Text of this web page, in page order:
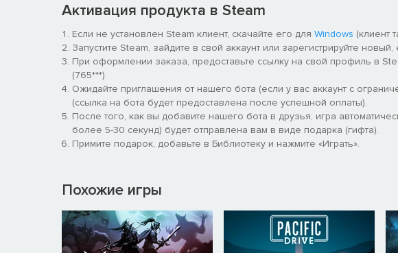
Никому не нравится постоянно бегать туда-сюда. В нашей игре есть
перемещения по карте. Поставьте кодовый замок на своё
СТРОИТЕЛЬСТВО И ОСНАЩЕНИЕ БАЗ
Активация продукта в Steam
Если не установлен Steam клиент, скачайте его для Windows (клиент
Запустите Steam, зайдите в свой аккаунт или зарегистрируйте
При оформлении заказа, предоставьте ссылку на свой профиль в
(765***).
Ожидайте приглашения от нашего бота (если у вас аккаунт с
(ссылка на бота будет предоставлена после успешной оплаты).
После того, как вы добавите нашего бота в друзья, игра
более 5-30 секунд) будет отправлена вам в виде подарка (гифта).
Примите подарок, добавьте в Библиотеку и нажмите «Играть».
Похожие игры